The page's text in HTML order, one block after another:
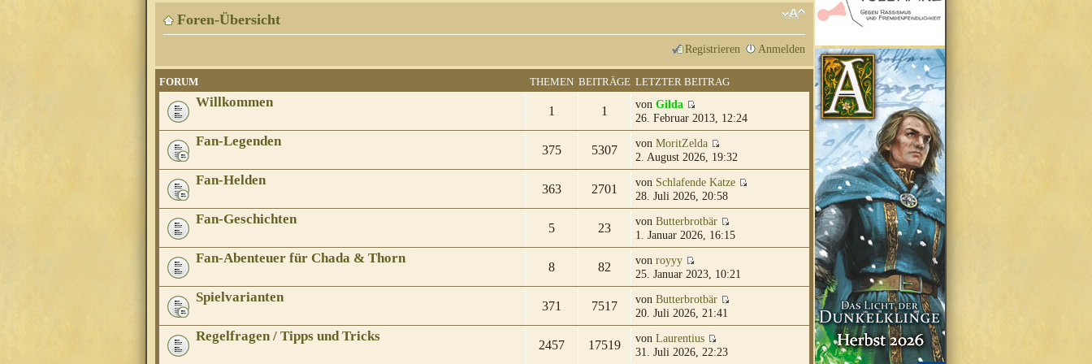
Foren-Übersicht
Registrieren Anmelden
FORUM THEMEN BEITRÄGE LETZTER BEITRAG
Willkommen
1 1 von Gilda
26. Februar 2013, 12:24
Fan-Legenden
375 5307 von MoritZelda
2. August 2026, 19:32
Fan-Helden
363 2701 von Schlafende Katze
28. Juli 2026, 20:58
Fan-Geschichten
5 23 von Butterbrotbär
1. Januar 2026, 16:15
Fan-Abenteuer für Chada & Thorn
8 82 von royyy
25. Januar 2023, 10:21
Spielvarianten
371 7517 von Butterbrotbär
20. Juli 2026, 21:41
Regelfragen / Tipps und Tricks
2457 17519 von Laurentius
31. Juli 2026, 22:23